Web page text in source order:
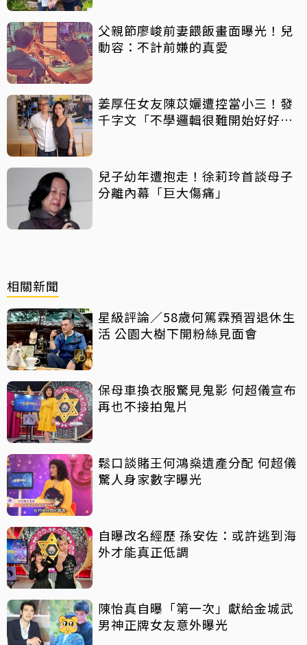
父親節廖峻前妻餵飯畫面曝光！兒
動容：不計前嫌的真愛
姜厚任女友陳苡孋遭控當小三！發
千字文「不學邏輯很難開始好好
兒子幼年遭抱走！徐莉玲首談母子
分離內幕「巨大傷痛」
相關新聞
星級評論／58歲何篤霖預習退休生
活 公園大樹下開粉絲見面會
保母車換衣服驚見鬼影 何超儀宣布
再也不接拍鬼片
鬆口談賭王何鴻燊遺產分配 何超儀
驚人身家數字曝光
自曝改名經歷 孫安佐：或許逃到海
外才能真正低調
陳怡真自曝「第一次」獻給金城武
男神正牌女友意外曝光